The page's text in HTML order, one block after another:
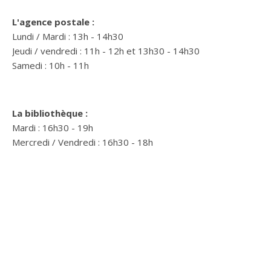
L'agence postale :
Lundi / Mardi : 13h - 14h30
Jeudi / vendredi : 11h - 12h et 13h30 - 14h30
Samedi : 10h - 11h
La bibliothèque :
Mardi : 16h30 - 19h
Mercredi / Vendredi : 16h30 - 18h